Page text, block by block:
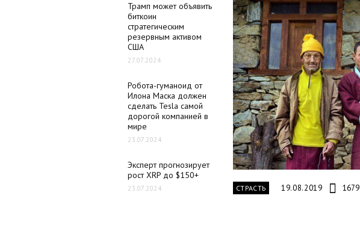
Трамп может объявить
биткоин
стратегическим
резервным активом
США
27.07.2024
Робота-гуманоид от
Илона Маска должен
сделать Tesla самой
дорогой компанией в
мире
23.07.2024
Эксперт прогнозирует
рост XRP до $150+
23.07.2024 СТРАСТЬ 19.08.2019 1679